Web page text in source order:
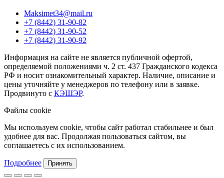
Maksimet34@mail.ru
+7 (8442) 31-90-82
+7 (8442) 31-90-52
+7 (8442) 31-90-92
Информация на сайте не является публичной офертой,
определяемой положениями ч. 2 ст. 437 Гражданского кодекса
РФ и носит ознакомительный характер. Наличие, описание и
цены уточняйте у менеджеров по телефону или в заявке.
Продвинуто с КЭШЭР.
Файлы cookie
Мы используем cookie, чтобы сайт работал стабильнее и был
удобнее для вас. Продолжая пользоваться сайтом, вы
соглашаетесь с их использованием.
Подробнее Принять